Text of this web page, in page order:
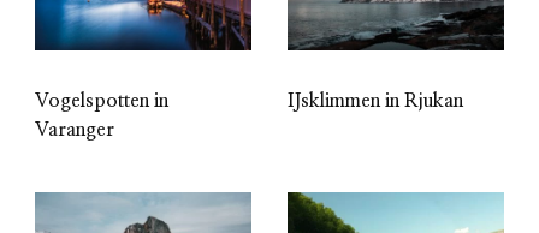
Vogelspotten in
Varanger
IJsklimmen in Rjukan